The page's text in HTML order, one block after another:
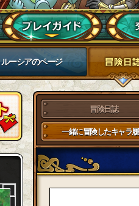
ルーシアのページ
冒険日誌
一緒に冒険したキャラ